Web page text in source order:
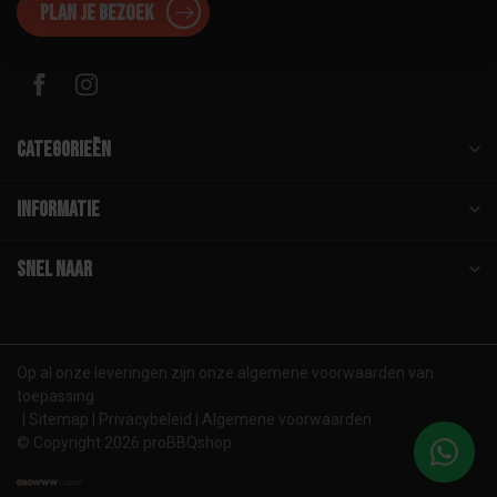
Plan je bezoek
Categorieën
Informatie
Snel naar
Op al onze leveringen zijn onze algemene voorwaarden van
toepassing
Sitemap
Privacybeleid
Algemene voorwaarden
© Copyright 2026 proBBQshop